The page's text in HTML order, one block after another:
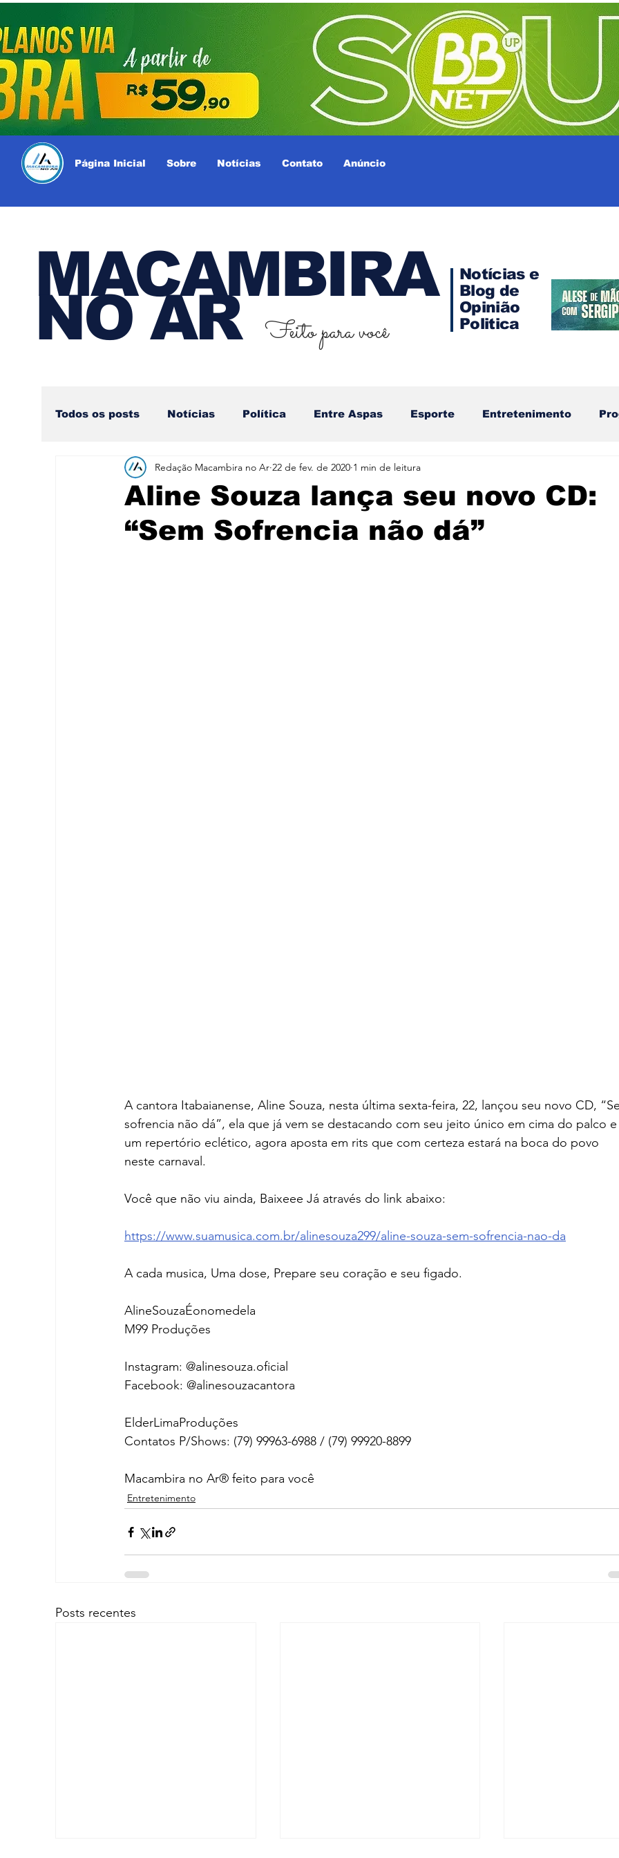
Página Inicial Sobre Notícias Contato Anúncio
MACAMBIRA
NO AR
Notícias e
Blog de
Opinião
Politica
Feito para você
Todos os posts Notícias Política Entre Aspas Esporte Entretenimento
Nova categoria
Aline Souza lança seu novo CD:
“Sem Sofrencia não dá”
Redação Macambira no Ar 22 de fev. de 2020 1 min de leitura
A cantora Itabaianense, Aline Souza, nesta última sexta-feira, 22, lançou seu novo CD,
sofrencia não dá”, ela que já vem se destacando com seu jeito único em cima do palco
um repertório eclético, agora aposta em rits que com certeza estará na boca do povo
neste carnaval.
Você que não viu ainda, Baixeee Já através do link abaixo:
https://www.suamusica.com.br/alinesouza299/aline-souza-sem-sofrencia-nao-da
A cada musica, Uma dose, Prepare seu coração e seu figado.
AlineSouzaÉonomedela
M99 Produções
Instagram: @alinesouza.oficial
Facebook: @alinesouzacantora
ElderLimaProduções
Contatos P/Shows: (79) 99963-6988 / (79) 99920-8899
Macambira no Ar® feito para você
Entretenimento
Posts recentes